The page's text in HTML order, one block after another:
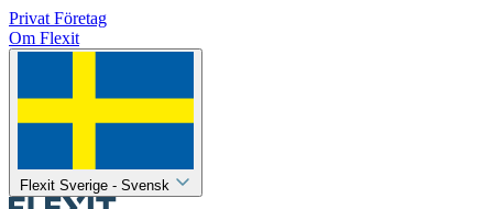
Privat Företag
Om Flexit
Flexit Sverige - Svensk